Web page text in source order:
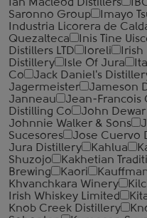
Ian Macleod Distillers
Saronno Group
Imayo
Industria Licorera de
Quezalteca
Inis Tine
Distillers LTD
Ioreli
Distillery
Isle Of Jura
Co
Jack Daniel's
Jagermeister
Jameson
Janneau
Jean-Francois
Distilling Co
John Dewar
Johnnie Walker & Sons
Sucesores
Jose Cuervo
Jura Distillery
Kahlua
Shuzojo
Kakhetian
Brewing
Kaori
Khvanchkara Winery
Irish Whiskey Limited
Knob Creek Distillery